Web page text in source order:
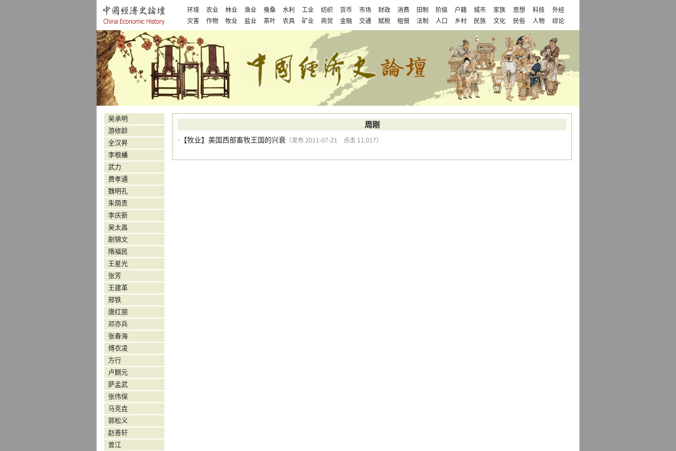
环境 农业 林业 渔业 蚕桑 水利 工业 纺织 货币 市场 财政 消费 田制 阶级 户籍 城市 家族 思想 科技
外经
灾害
作物 牧业 盐业 茶叶 农具 矿业 商贸 金融 交通 赋税 租佃 法制 人口 乡村 民族 文化 民俗 人物 综论
周刚
·【牧业】 美国西部畜牧王国的兴衰 （发布 2011-07-21 点击 11,017）
吴承明
游修龄
全汉昇
李根蟠
武力
费孝通
魏明孔
朱荫贵
李庆新
吴太昌
剧锦文
隋福民
王星光
张芳
王建革
邢铁
唐红丽
邓亦兵
张春海
傅衣凌
方行
卢麒元
萨孟武
张伟保
马克垚
郭松义
赵善轩
曾江